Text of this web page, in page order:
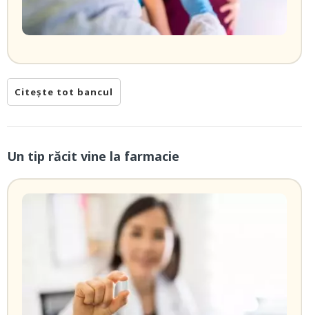
Citește tot bancul
Un tip răcit vine la farmacie